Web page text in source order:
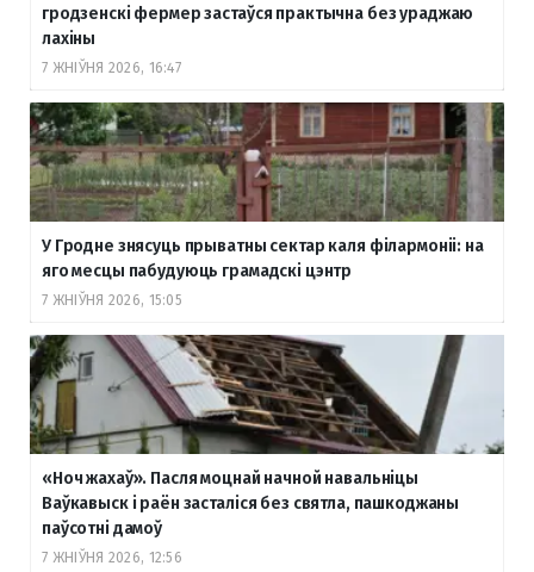
гродзенскі фермер застаўся практычна без ураджаю
лахіны
7 ЖНІЎНЯ 2026, 16:47
У Гродне знясуць прыватны сектар каля філармоніі: на
яго месцы пабудуюць грамадскі цэнтр
7 ЖНІЎНЯ 2026, 15:05
«Ноч жахаў». Пасля моцнай начной навальніцы
Ваўкавыск і раён засталіся без святла, пашкоджаны
паўсотні дамоў
7 ЖНІЎНЯ 2026, 12:56